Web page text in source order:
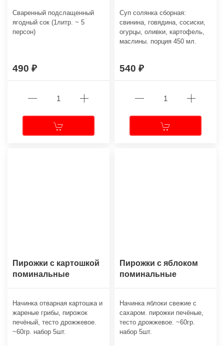
Сваренный подслащенный
ягодный сок (1литр. ~ 5
персон)
490
Суп cолянка сборная:
свинина, говядина, сосиски,
огурцы, оливки, картофель,
маслины. порция 450 мл.
540
Пирожки с картошкой
поминальные
Начинка отварная картошка и
жареные грибы, пирожок
печёный, тесто дрожжевое.
~60гр. набор 5шт.
Пирожки с яблоком
поминальные
Начинка яблоки свежие с
сахаром. пирожки печёные,
тесто дрожжевое. ~60гр.
набор 5шт.